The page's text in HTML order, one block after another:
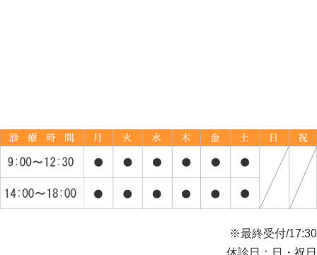
※最終受付/17:30
休診日：日・祝日